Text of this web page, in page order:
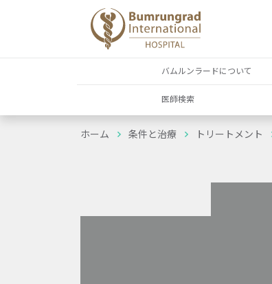
バムルンラードについて
医師検索
ホーム 条件と治療 トリートメント